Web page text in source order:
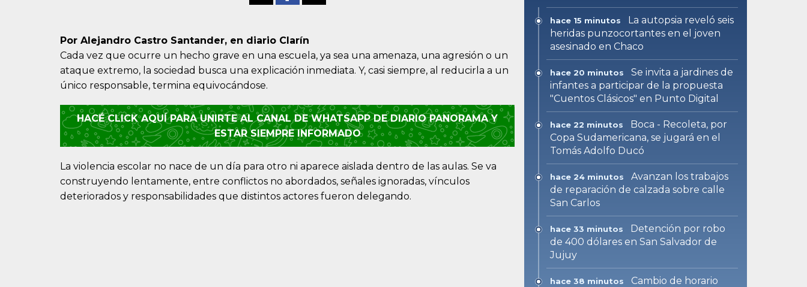
Por Alejandro Castro Santander, en diario Clarín
Cada vez que ocurre un hecho grave en una escuela, ya sea una amenaza, una agresión o un
ataque extremo, la sociedad busca una explicación inmediata. Y, casi siempre, al reducirla a un
único responsable, termina equivocándose.
HACÉ CLICK AQUÍ PARA UNIRTE AL CANAL DE WHATSAPP DE DIARIO PANORAMA Y
ESTAR SIEMPRE INFORMADO
La violencia escolar no nace de un día para otro ni aparece aislada dentro de las aulas. Se va
construyendo lentamente, entre conflictos no abordados, señales ignoradas, vínculos
deteriorados y responsabilidades que distintos actores fueron delegando.
hace 15 minutos
La autopsia reveló seis
heridas punzocortantes en el joven
asesinado en Chaco
hace 20 minutos
Se invita a jardines de
infantes a participar de la propuesta
"Cuentos Clásicos" en Punto Digital
hace 22 minutos
Boca - Recoleta, por
Copa Sudamericana, se jugará en el
Tomás Adolfo Ducó
hace 24 minutos
Avanzan los trabajos
de reparación de calzada sobre calle
San Carlos
hace 33 minutos
Detención por robo
de 400 dólares en San Salvador de
Jujuy
hace 38 minutos
Cambio de horario